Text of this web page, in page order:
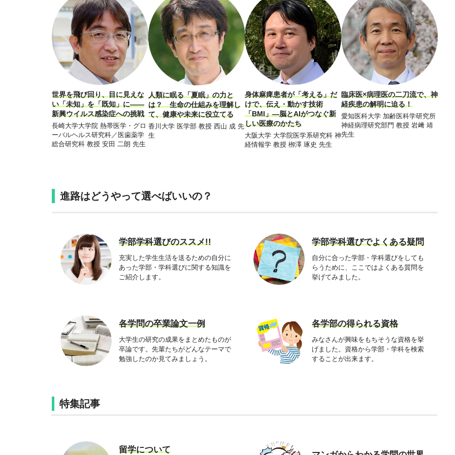
世界を飛び回り、目に見えな
い「未知」を「既知」に――
新興ウイルス感染症への挑戦
長崎大学大学院 熱帯医学・グロ
ーバルヘルス研究科／医歯薬学
総合研究科 教授 安田 二朗 先生
人類に眠る「夏眠」の力と
は？ 生命の仕組みを理解し
て、健康や未来に役立てる
香川大学 医学部 教授 西山 成 先
生
身体麻痺患者が「考える」だ
けで、伝え・動かす技術
「BMI」―脳とAIがつなぐ新
しい医療のかたち
大阪大学 大学院医学系研究科 神
経情報学 教授 栁澤 琢史 先生
臨床医×病理医の二刀流で、神
経疾患の解明に迫る！
愛知医科大学 加齢医科学研究所
神経病理研究部門 教授 岩﨑 靖
先生
進路はどうやって選べばいいの？
学部学科選びのススメ!!
充実した学生生活を送るための自分に
あった学部・学科選びに関する知識を
ご紹介します。
学部学科選びでよくある疑問
自分に合った学部・学科選びをしても
らうために、ここではよくある質問を
挙げてみました。
各学問の卒業論文一例
大学生の研究の成果をまとめたものが
卒論です。先輩たちがどんなテーマで
勉強したのか見てみましょう。
各学部の得られる資格
みなさんが興味をもちそうな資格を挙
げました。資格から学部・学科を検索
することが出来ます。
特集記事
留学について